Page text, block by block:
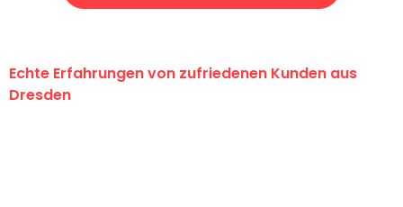
Echte Erfahrungen von zufriedenen Kunden aus
Dresden